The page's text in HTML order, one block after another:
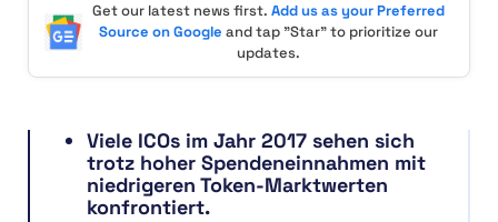
Get our latest news first. Add us as your Preferred
Source on Google and tap "Star" to prioritize our
updates.
Viele ICOs im Jahr 2017 sehen sich
trotz hoher Spendeneinnahmen mit
niedrigeren Token-Marktwerten
konfrontiert.